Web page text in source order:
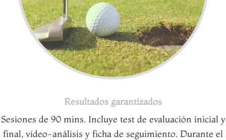
Resultados garantizados
Sesiones de 90 mins. Incluye test de evaluación inicial y
final, vídeo-análisis y ficha de seguimiento. Durante el